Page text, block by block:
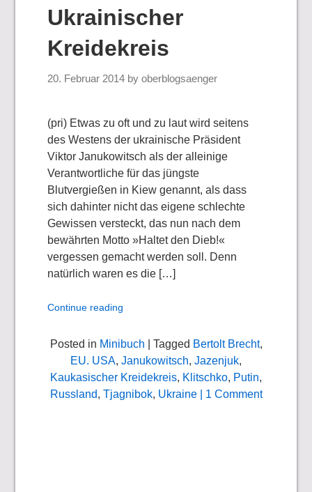
Ukrainischer
Kreidekreis
20. Februar 2014 byoberblogsaenger
(pri) Etwas zu oft und zu laut wird seitens
des Westens der ukrainische Präsident
Viktor Janukowitsch als der alleinige
Verantwortliche für das jüngste
Blutvergießen in Kiew genannt, als dass
sich dahinter nicht das eigene schlechte
Gewissen versteckt, das nun nach dem
bewährten Motto »Haltet den Dieb!«
vergessen gemacht werden soll. Denn
natürlich waren es die […]
Continue reading
Posted in Minibuch | Tagged Bertolt Brecht,
EU. USA, Janukowitsch, Jazenjuk,
Kaukasischer Kreidekreis, Klitschko, Putin,
Russland, Tjagnibok, Ukraine| 1 Comment